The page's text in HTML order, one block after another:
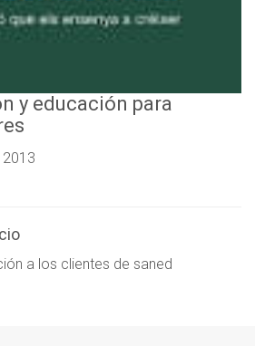
y educación para
2013
a los clientes de saned